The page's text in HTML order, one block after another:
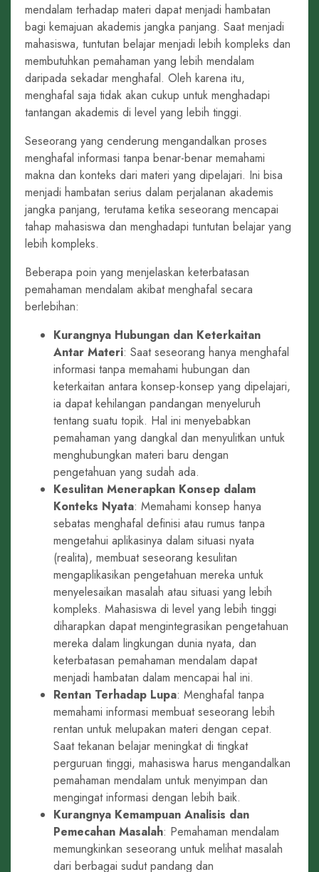
mendalam terhadap materi dapat menjadi hambatan
bagi kemajuan akademis jangka panjang. Saat menjadi
mahasiswa, tuntutan belajar menjadi lebih kompleks dan
membutuhkan pemahaman yang lebih mendalam
daripada sekadar menghafal. Oleh karena itu,
menghafal saja tidak akan cukup untuk menghadapi
tantangan akademis di level yang lebih tinggi.
Seseorang yang cenderung mengandalkan proses
menghafal informasi tanpa benar-benar memahami
makna dan konteks dari materi yang dipelajari. Ini bisa
menjadi hambatan serius dalam perjalanan akademis
jangka panjang, terutama ketika seseorang mencapai
tahap mahasiswa dan menghadapi tuntutan belajar yang
lebih kompleks.
Beberapa poin yang menjelaskan keterbatasan
pemahaman mendalam akibat menghafal secara
berlebihan:
Kurangnya Hubungan dan Keterkaitan
Antar Materi: Saat seseorang hanya menghafal
informasi tanpa memahami hubungan dan
keterkaitan antara konsep-konsep yang dipelajari,
ia dapat kehilangan pandangan menyeluruh
tentang suatu topik. Hal ini menyebabkan
pemahaman yang dangkal dan menyulitkan untuk
menghubungkan materi baru dengan
pengetahuan yang sudah ada.
Kesulitan Menerapkan Konsep dalam
Konteks Nyata: Memahami konsep hanya
sebatas menghafal definisi atau rumus tanpa
mengetahui aplikasinya dalam situasi nyata
(realita), membuat seseorang kesulitan
mengaplikasikan pengetahuan mereka untuk
menyelesaikan masalah atau situasi yang lebih
kompleks. Mahasiswa di level yang lebih tinggi
diharapkan dapat mengintegrasikan pengetahuan
mereka dalam lingkungan dunia nyata, dan
keterbatasan pemahaman mendalam dapat
menjadi hambatan dalam mencapai hal ini.
Rentan Terhadap Lupa: Menghafal tanpa
memahami informasi membuat seseorang lebih
rentan untuk melupakan materi dengan cepat.
Saat tekanan belajar meningkat di tingkat
perguruan tinggi, mahasiswa harus mengandalkan
pemahaman mendalam untuk menyimpan dan
mengingat informasi dengan lebih baik.
Kurangnya Kemampuan Analisis dan
Pemecahan Masalah: Pemahaman mendalam
memungkinkan seseorang untuk melihat masalah
dari berbagai sudut pandang dan